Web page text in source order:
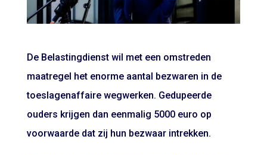
De Belastingdienst wil met een omstreden
maatregel het enorme aantal bezwaren in de
toeslagenaffaire wegwerken. Gedupeerde
ouders krijgen dan eenmalig 5000 euro op
voorwaarde dat zij hun bezwaar intrekken.